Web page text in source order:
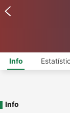
Info
Info